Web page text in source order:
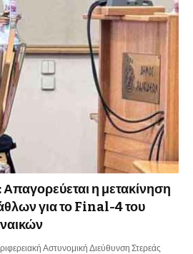
η μετακίνηση
για το Final-4 του
Αστυνομική Διεύθυνση Στερεάς